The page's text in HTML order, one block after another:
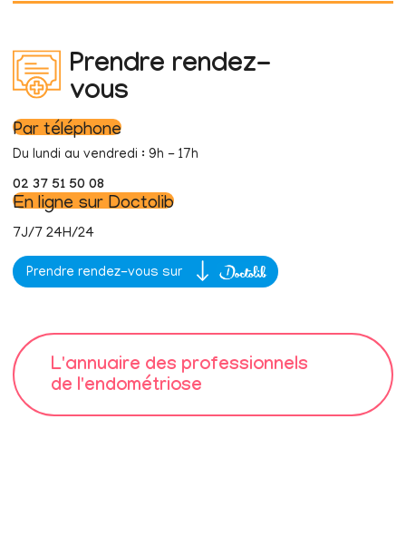
Prendre rendez-
vous
Par téléphone
Du lundi au vendredi : 9h - 17h
02 37 51 50 08
En ligne sur Doctolib
7J/7 24H/24
Prendre rendez-vous sur
L'annuaire des professionnels
de l'endométriose